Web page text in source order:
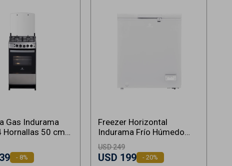
Gas Indurama
Hornallas 50 cm
Eléctrico
8
Freezer Horizontal
Indurama Frío Húmedo
100 Lts - Blanco
USD 199
USD249
20